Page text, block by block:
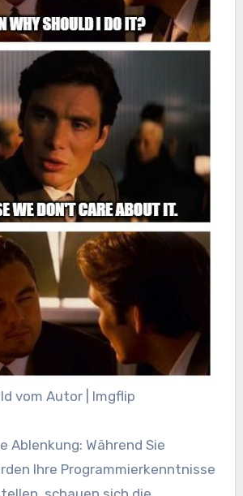
vom Autor | Imgflip
Ablenkung: Während Sie
Ihre Programmierkenntnisse